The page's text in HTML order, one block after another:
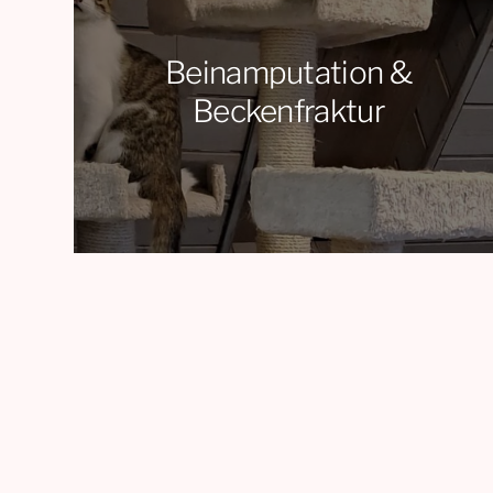
Beinamputation &
Beckenfraktur